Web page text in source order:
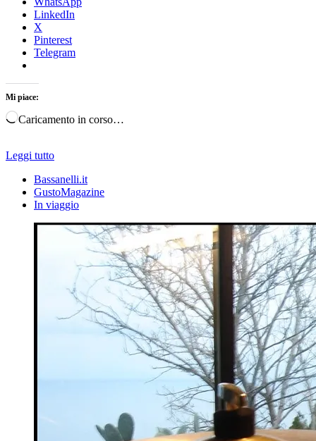
LinkedIn
X
Pinterest
Telegram
Mi piace:
Caricamento in corso…
Leggi tutto
Bassanelli.it
GustoMagazine
In viaggio